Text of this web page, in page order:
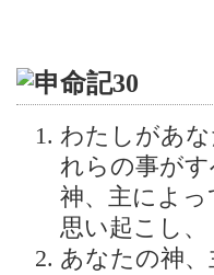
わたしがあ
れらの事が
神、主によ
思い起こし、
あなたの神